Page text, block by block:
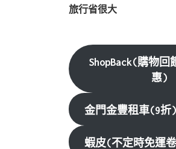
旅行省很大
ShopBack(購物回
惠)
金門金豐租車(9折)
蝦皮(不定時免運